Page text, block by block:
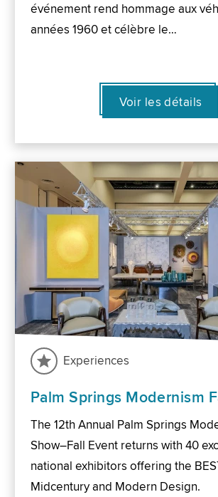
événement rend hommage aux
années 1960 et célèbre le…
Voir les détails
Experiences
Palm Springs Modernism
The 12th Annual Palm Springs
Show–Fall Event returns with 40
national exhibitors offering the
Midcentury and Modern Design.